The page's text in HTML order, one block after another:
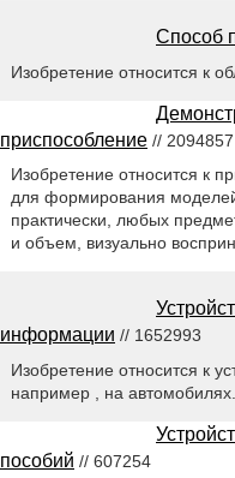
Способ
Изобретение относится к
приспособление // 2094857
Изобретение относится к
для формирования
практически, любых
и объем, визуально
информации // 1652993
Изобретение относится к
например , на
пособий // 607254